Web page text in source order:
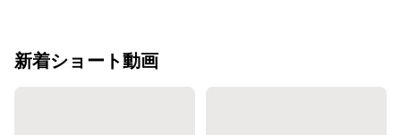
新着ショート動画